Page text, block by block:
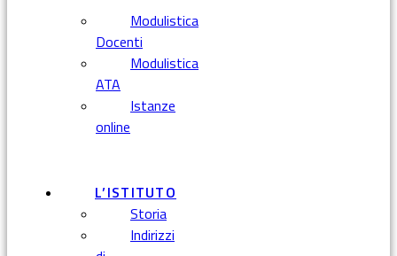
Modulistica
Docenti
Modulistica
ATA
Istanze
online
L’ISTITUTO
Storia
Indirizzi